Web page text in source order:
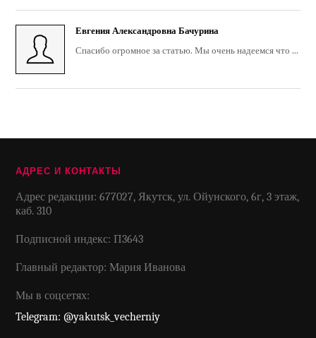
Евгения Александровна Бачурина
Спасибо огромное за статью. Мы очень надеемся что ...
АДРЕС И КОНТАКТЫ
Адрес редакции: 677027, Якутск, ул. Ойунского, 6г, 3 этаж,
каб. 310
Подписной индекс: П3643
Главный редактор: Мария Иванова
Мы в соцсетях:
Telegram: @yakutsk_vecherniy